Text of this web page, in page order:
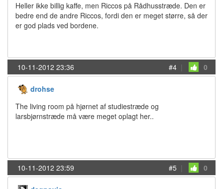
Heller ikke billig kaffe, men Riccos på Rådhusstræde. Den er
bedre end de andre Riccos, fordi den er meget større, så der
er god plads ved bordene.
10-11-2012 23:36 #4 | 0
drohse
The living room på hjørnet af studiestræde og
larsbjørnstræde må være meget oplagt her..
10-11-2012 23:59 #5 | 0